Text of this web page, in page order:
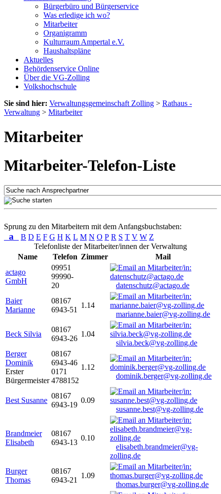
Bürgerbüro und Bürgerservice
Was erledige ich wo?
Mitarbeiter
Organigramm
Kulturraum Ampertal e.V.
Haushaltspläne
Aktuelles
Behördenservice Online
Über die VG-Zolling
Volkshochschule
Sie sind hier: Verwaltungsgemeinschaft Zolling > Rathaus -
Verwaltung > Mitarbeiter
Mitarbeiter
Mitarbeiter-Telefon-Liste
Sprung zu den Mitarbeitern mit dem Anfangsbuchstaben:
a B D E F G H K L M N O P R S T V W Z
Telefonliste der Mitarbeiter/innen der Verwaltung
Name
Telefon Zimmer
Mail
actago
GmbH
09951
99990-
20
datenschutz@actago.de
Baier
Marianne
08167
6943-51
1.14
marianne.baier@vg-zolling.de
Beck Silvia
08167
6943-26
1.04
silvia.beck@vg-zolling.de
Berger
Dominik
Erster
Bürgermeister
08167
6943-46
0171
4788152
1.12
dominik.berger@vg-zolling.de
Best Susanne
08167
6943-19
0.09
susanne.best@vg-zolling.de
Brandmeier
Elisabeth
08167
6943-13
0.10
elisabeth.brandmeier@vg-
zolling.de
Burger
Thomas
08167
6943-21
1.09
thomas.burger@vg-zolling.de